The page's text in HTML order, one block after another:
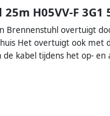
H05VV-F 3G1
Brennenstuhl overtuigt
Het overtuigt ook met
kabel tijdens het op-